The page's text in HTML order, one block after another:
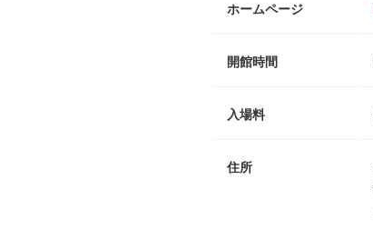
ホームページ
開館時間
入場料
住所